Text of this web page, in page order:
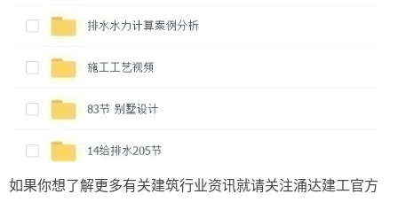
如果你想了解更多有关建筑行业资讯就请关注涌达建工官方